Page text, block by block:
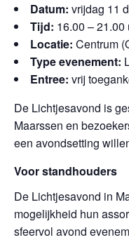
Datum: vrijdag 11
Tijd: 16.00 – 21.00
Locatie: Centrum
Type evenement:
Entree: vrij
De Lichtjesavond is
Maarssen en
een avondsetting
Voor standhouders
De Lichtjesavond in
mogelijkheid hun
sfeervol avond